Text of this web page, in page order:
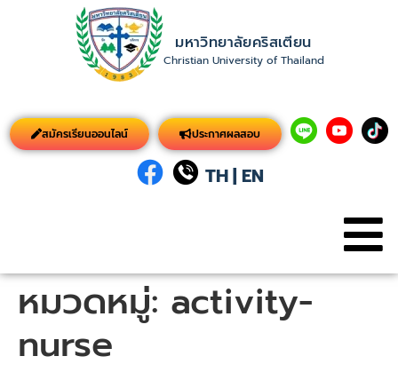
มหาวิทยาลัยคริสเตียน
Christian University of Thailand
สมัครเรียนออนไลน์ ประกาศผลสอบ
TH| EN
หมวดหมู่: activity-
nurse